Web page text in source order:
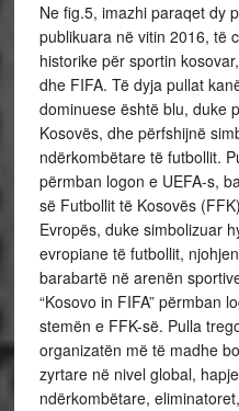
Ne fig.5, imazhi paraqet dy
publikuara në vitin 2016, të
historike për sportin
dhe FIFA. Të dyja pullat
dominuese është blu, duke
Kosovës, dhe përfshijnë
ndërkombëtare të futbollit.
përmban logon e UEFA-s,
së Futbollit të Kosovës
Evropës, duke simbolizuar
evropiane të futbollit,
barabartë në arenën
“Kosovo in FIFA” përmban
stemën e FFK-së. Pulla
organizatën më të madhe
zyrtare në nivel global,
ndërkombëtare,